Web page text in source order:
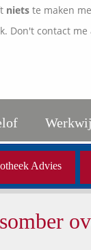
niets te maken
Don't contact
Advies